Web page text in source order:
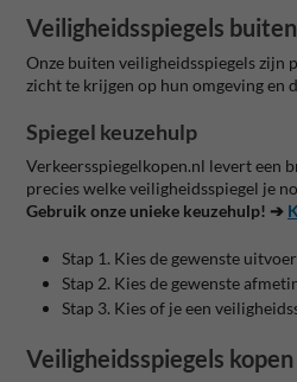
Veiligheidsspiegels buiten
Onze buiten veiligheidsspiegels zijn
zicht te krijgen op hun omgeving en
Spiegel keuzehulp
Verkeersspiegelkopen.nl levert een
precies welke veiligheidsspiegel je
Gebruik onze unieke keuzehulp! ➔
Stap 1. Kies de gewenste
Stap 2. Kies de gewenste
Stap 3. Kies of je een
Veiligheidsspiegels kopen